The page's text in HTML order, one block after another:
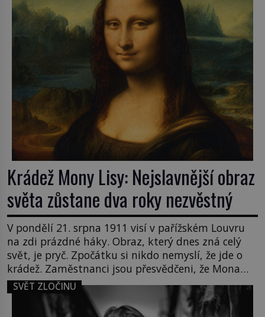
zatímco […]
Krádež Mony Lisy: Nejslavnější obraz
světa zůstane dva roky nezvěstný
V pondělí 21. srpna 1911 visí v pařížském Louvru
na zdi prázdné háky. Obraz, který dnes zná celý
svět, je pryč. Zpočátku si nikdo nemyslí, že jde o
krádež. Zaměstnanci jsou přesvědčeni, že Mona
Lisa je jen v restaurátorské dílně nebo u fotografa.
Když se ukáže pravda, propukne jeden z největších
honů na zloděje v […]
SVĚT ZLOČINU